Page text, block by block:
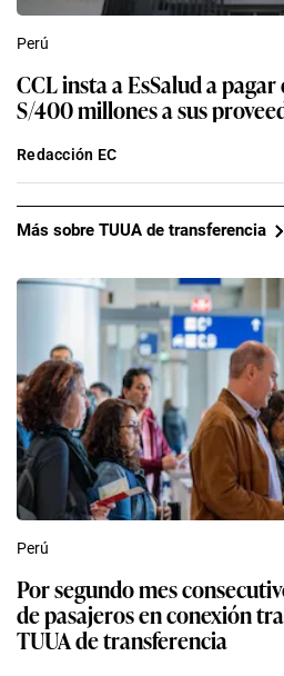
Perú
CCL insta a EsSalud a
S/400 millones a sus
Redacción EC
Más sobre TUUA de transferencia
Perú
Por segundo mes
de pasajeros en conexión
TUUA de transferencia